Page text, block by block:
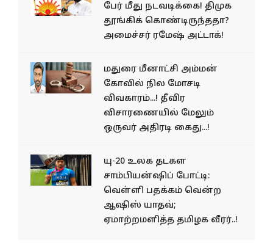
பேர் மீது நடவடிக்கை! திமுக
தூங்கிக் கொண்டிருந்ததா?
அமைச்சர் ரமேஷ் அட்டாக்!
மதுரை மீனாட்சி அம்மன்
கோவில் நில மோசடி
விவகாரம்...! தீவிர
விசாரணையில் மேலும்
ஒருவர் அதிரடி கைது...!
யு-20 உலக தடகள
சாம்பியன்ஷிப் போட்டி:
வெள்ளி பதக்கம் வென்ற
ஆஷிஸ் யாதவ்;
ஏமாற்றமளித்த தமிழக வீரர்..!